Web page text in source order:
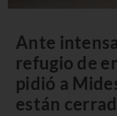
Ante
refugio de
pidió a
están